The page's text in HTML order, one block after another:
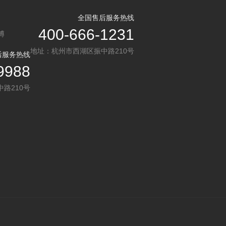
全国售后服务热线
400-666-1231
地址：杭州市西湖区振中路210号
服务热线
路210号